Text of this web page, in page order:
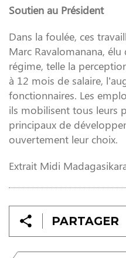
Soutien au Président
Dans la foulée, ces
Marc Ravalomanana,
régime, telle la
à 12 mois de salaire,
fonctionnaires. Les
ils mobilisent tous leurs
principaux de
ouvertement leur choix.
Extrait Midi
PARTAGER